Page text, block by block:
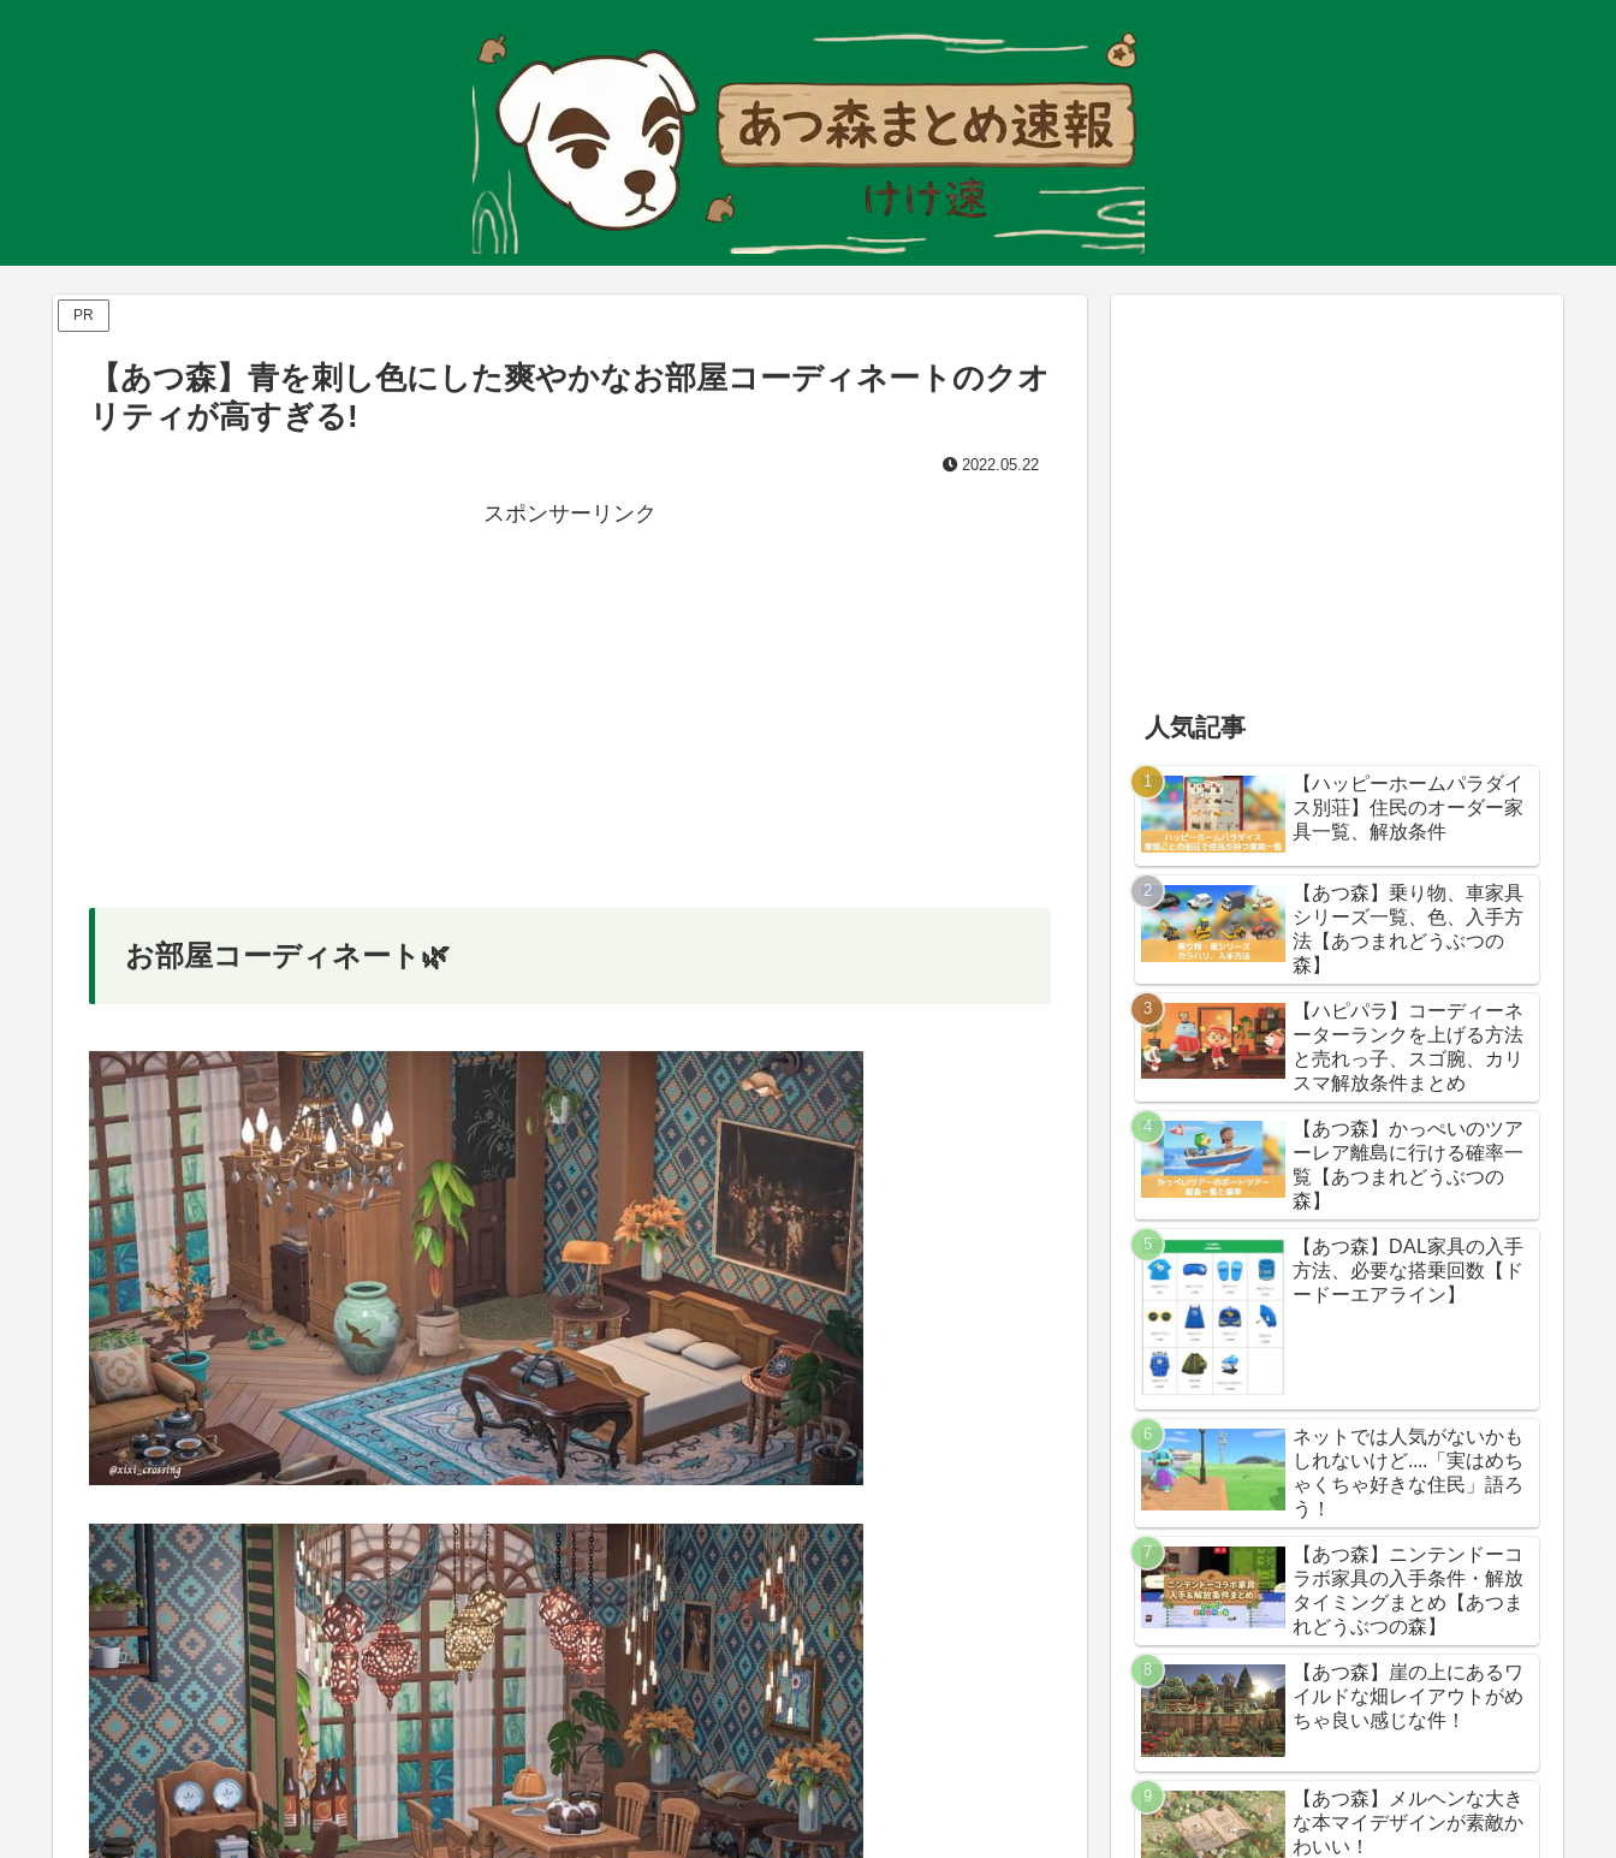
PR
【あつ森】青を刺し色にした爽やかなお部屋コーディネートのクオ
リティが高すぎる!
2022.05.22
スポンサーリンク
お部屋コーディネート🌿
人気記事
【ハッピーホームパラダイ
ス別荘】住民のオーダー家
具一覧、解放条件
【あつ森】乗り物、車家具
シリーズ一覧、色、入手方
法【あつまれどうぶつの
森】
【ハピパラ】コーディーネ
ーターランクを上げる方法
と売れっ子、スゴ腕、カリ
スマ解放条件まとめ
【あつ森】かっぺいのツア
ーレア離島に行ける確率一
覧【あつまれどうぶつの
森】
【あつ森】DAL家具の入手
方法、必要な搭乗回数【ド
ードーエアライン】
ネットでは人気がないかも
しれないけど....「実はめち
ゃくちゃ好きな住民」語ろ
う！
【あつ森】ニンテンドーコ
ラボ家具の入手条件・解放
タイミングまとめ【あつま
れどうぶつの森】
【あつ森】崖の上にあるワ
イルドな畑レイアウトがめ
ちゃ良い感じな件！
【あつ森】メルヘンな大き
な本マイデザインが素敵か
わいい！